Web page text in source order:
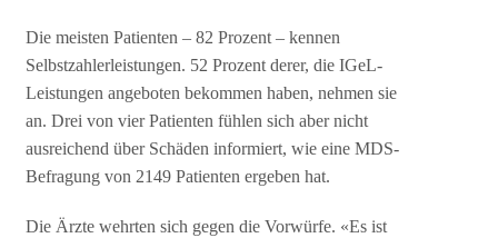
Die meisten Patienten – 82 Prozent – kennen
Selbstzahlerleistungen. 52 Prozent derer, die IGeL-
Leistungen angeboten bekommen haben, nehmen sie
an. Drei von vier Patienten fühlen sich aber nicht
ausreichend über Schäden informiert, wie eine MDS-
Befragung von 2149 Patienten ergeben hat.
Die Ärzte wehrten sich gegen die Vorwürfe. «Es ist